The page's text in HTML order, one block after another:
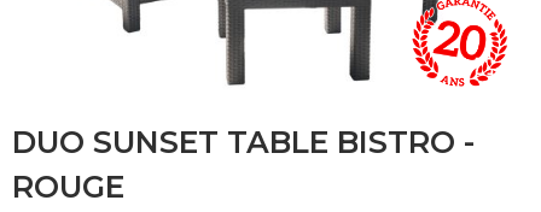
DUO SUNSET TABLE BISTRO -
ROUGE